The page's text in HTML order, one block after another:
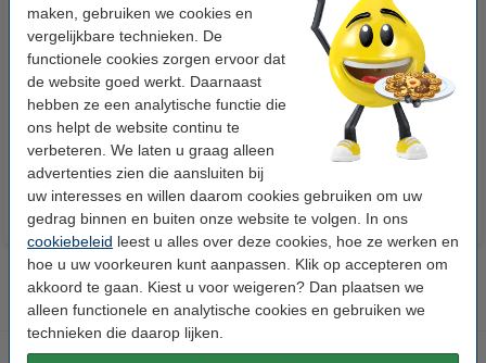
maken, gebruiken we cookies en
vergelijkbare technieken. De
functionele cookies zorgen ervoor dat
de website goed werkt. Daarnaast
hebben ze een analytische functie die
ons helpt de website continu te
verbeteren. We laten u graag alleen
advertenties zien die aansluiten bij
uw interesses en willen daarom cookies gebruiken om uw
gedrag binnen en buiten onze website te volgen. In ons
cookiebeleid leest u alles over deze cookies, hoe ze werken en
hoe u uw voorkeuren kunt aanpassen. Klik op accepteren om
akkoord te gaan. Kiest u voor weigeren? Dan plaatsen we
alleen functionele en analytische cookies en gebruiken we
technieken die daarop lijken.
123accu Xtreme Power MN1500
Penlite AA batterij 24 stuks
€ 14,95
123inkt kopieerpapier 1 pak van
500 vellen A4 - 80 g/m²
€ 7,25 Incl. 21% btw